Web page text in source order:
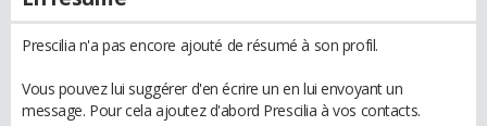
Prescilia n'a pas encore ajouté de résumé à son profil.
Vous pouvez lui suggérer d'en écrire un en lui envoyant un
message. Pour cela ajoutez d'abord Prescilia à vos contacts.